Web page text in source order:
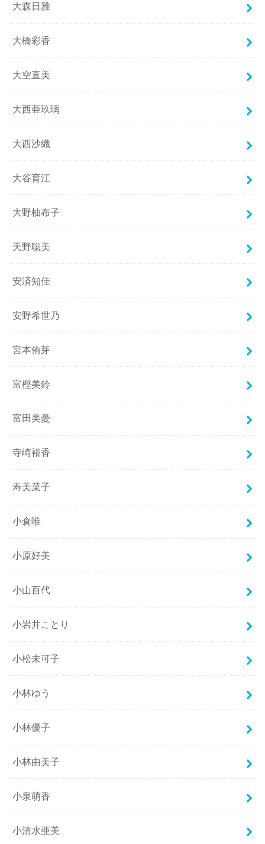
大森日雅
大橋彩香
大空直美
大西亜玖璃
大西沙織
大谷育江
大野柚布子
天野聡美
安済知佳
安野希世乃
宮本侑芽
富樫美鈴
富田美憂
寺崎裕香
寿美菜子
小倉唯
小原好美
小山百代
小岩井ことり
小松未可子
小林ゆう
小林優子
小林由美子
小泉萌香
小清水亜美